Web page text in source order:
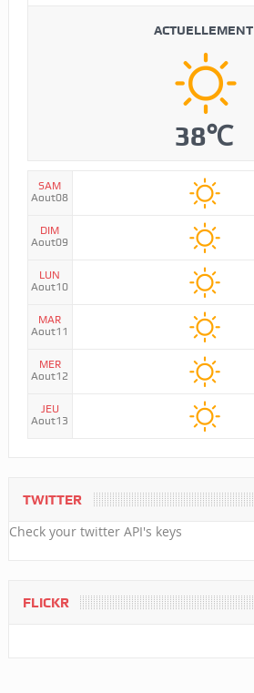
ACTUELLEMENT
38℃
SAM
Aout08
DIM
Aout09
LUN
Aout10
MAR
Aout11
MER
Aout12
JEU
Aout13
TWITTER
Check your twitter API's keys
FLICKR